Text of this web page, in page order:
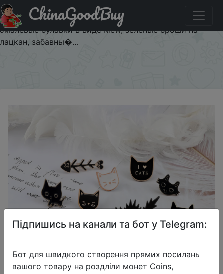
Купити на розпродажі Мультяшные креативные
эмалевые булавки в виде черного и белого кота, милые
эмалевые булавки в виде Mew, зеленые броши на
лацкан, забавны�…
ChinaGoodBuy
Підпишись на канали та бот у Telegram:
Бот для швидкого створення прямих посилань
вашого товару на роздліли монет Coins,